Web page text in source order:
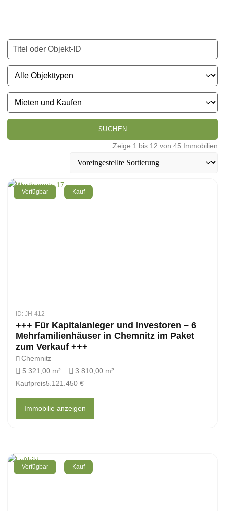
SUCHEN
Zeige 1 bis 12 von 45 Immobilien
Verfügbar Kauf
ID: JH-412
+++ Für Kapitalanleger und Investoren – 6
Mehrfamilienhäuser in Chemnitz im Paket
zum Verkauf +++
Chemnitz
5.321,00 m²
3.810,00 m²
Kaufpreis5.121.450 €
Immobilie anzeigen
Verfügbar Kauf